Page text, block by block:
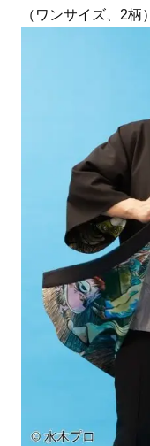
（ワンサイズ、2柄）